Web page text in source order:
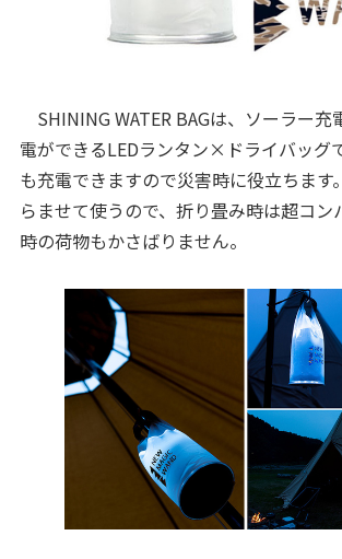
SHINING WATER BAGは、ソーラー充
電ができるLEDランタン×ドライバッグ
も充電できますので災害時に役立ちます
らませて使うので、折り畳み時は超コ
時の荷物もかさばりません。